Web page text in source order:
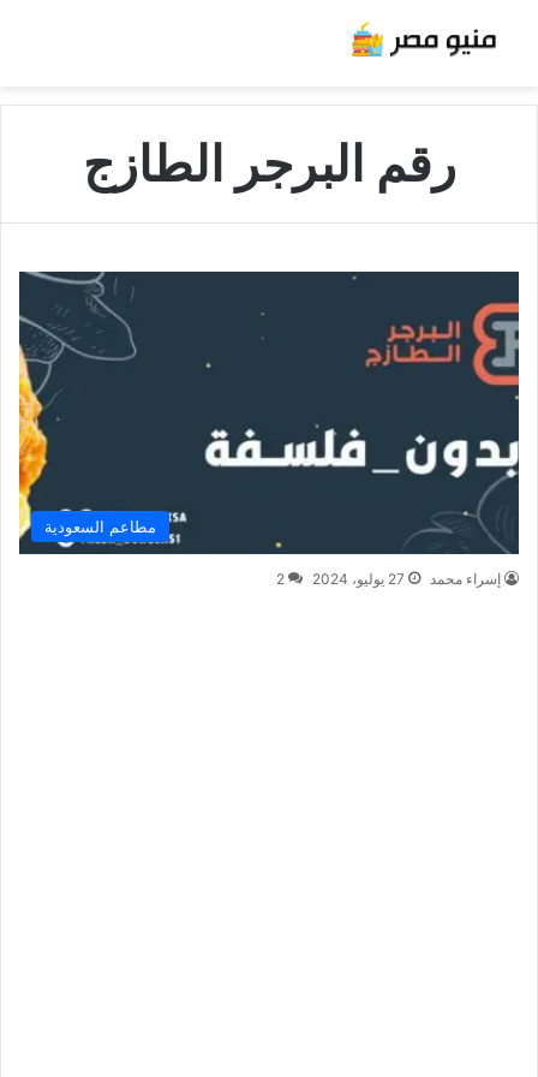
رقم البرجر الطازج
مطاعم السعودية
إسراء محمد 27 يوليو، 2024 2